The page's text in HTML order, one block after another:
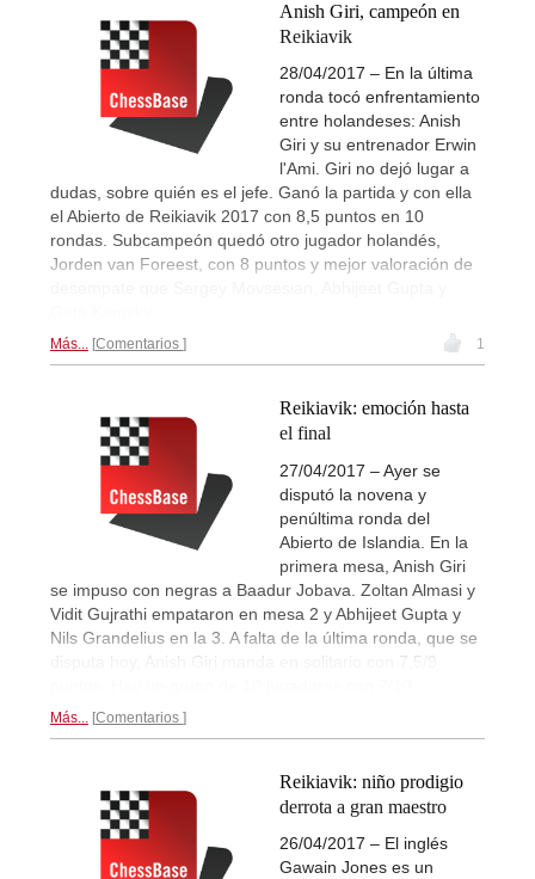
Anish Giri, campeón en
Reikiavik
28/04/2017 – En la última
ronda tocó enfrentamiento
entre holandeses: Anish
Giri y su entrenador Erwin
l'Ami. Giri no dejó lugar a
dudas, sobre quién es el jefe. Ganó la partida y con ella
el Abierto de Reikiavik 2017 con 8,5 puntos en 10
rondas. Subcampeón quedó otro jugador holandés,
Jorden van Foreest, con 8 puntos y mejor valoración de
Más... Comentarios 1
Reikiavik: emoción hasta
el final
27/04/2017 – Ayer se
disputó la novena y
penúltima ronda del
Abierto de Islandia. En la
primera mesa, Anish Giri
se impuso con negras a Baadur Jobava. Zoltan Almasi y
Vidit Gujrathi empataron en mesa 2 y Abhijeet Gupta y
Nils Grandelius en la 3. A falta de la última ronda, que se
disputa hoy, Anish Giri manda en solitario con 7,5/9
Más... Comentarios
Reikiavik: niño prodigio
derrota a gran maestro
26/04/2017 – El inglés
Gawain Jones es un